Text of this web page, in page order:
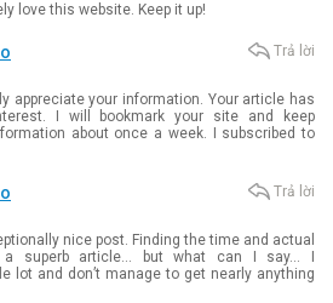
love this website. Keep it up!
appreciate your information. Your article has
I will bookmark your site and keep
about once a week. I subscribed to
Trả lời
nice post. Finding the time and actual
superb article… but what can I say… I
lot and don’t manage to get nearly anything
Trả lời